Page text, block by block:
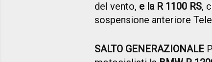
del vento, e la R 1100 RS,
sospensione anteriore
SALTO GENERAZIONALE